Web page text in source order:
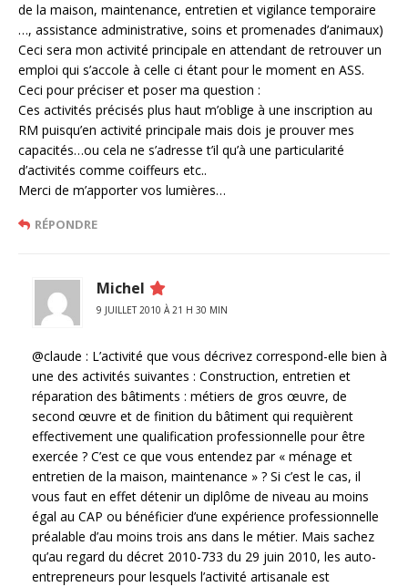
de la maison, maintenance, entretien et vigilance temporaire
…, assistance administrative, soins et promenades d’animaux)
Ceci sera mon activité principale en attendant de retrouver un
emploi qui s’accole à celle ci étant pour le moment en ASS.
Ceci pour préciser et poser ma question :
Ces activités précisés plus haut m’oblige à une inscription au
RM puisqu’en activité principale mais dois je prouver mes
capacités…ou cela ne s’adresse t’il qu’à une particularité
d’activités comme coiffeurs etc..
Merci de m’apporter vos lumières…
RÉPONDRE
Michel
9 JUILLET 2010 À 21 H 30 MIN
@claude : L’activité que vous décrivez correspond-elle bien à
une des activités suivantes : Construction, entretien et
réparation des bâtiments : métiers de gros œuvre, de
second œuvre et de finition du bâtiment qui requièrent
effectivement une qualification professionnelle pour être
exercée ? C’est ce que vous entendez par « ménage et
entretien de la maison, maintenance » ? Si c’est le cas, il
vous faut en effet détenir un diplôme de niveau au moins
égal au CAP ou bénéficier d’une expérience professionnelle
préalable d’au moins trois ans dans le métier. Mais sachez
qu’au regard du décret 2010-733 du 29 juin 2010, les auto-
entrepreneurs pour lesquels l’activité artisanale est